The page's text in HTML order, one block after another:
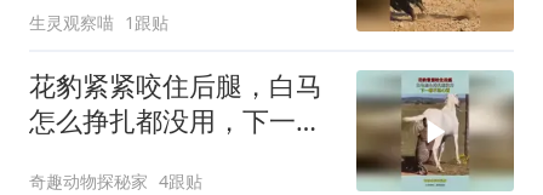
生灵观察喵 1跟贴
花豹紧紧咬住后腿，白马
怎么挣扎都没用，下一幕
奇趣动物探秘家 4跟贴